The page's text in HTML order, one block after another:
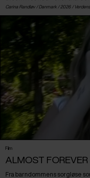
Carina Randløv / Danmark / 2026 /
Film
ALMOST FOREVER
Fra barndommens sorgløse